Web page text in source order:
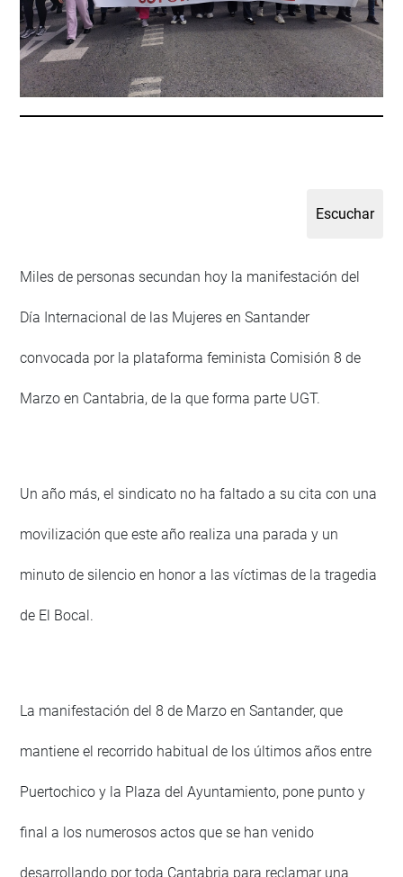
Miles de personas secundan hoy la manifestación del
Día Internacional de las Mujeres en Santander
convocada por la plataforma feminista Comisión 8 de
Marzo en Cantabria, de la que forma parte UGT.
Un año más, el sindicato no ha faltado a su cita con una
movilización que este año realiza una parada y un
minuto de silencio en honor a las víctimas de la tragedia
de El Bocal.
La manifestación del 8 de Marzo en Santander, que
mantiene el recorrido habitual de los últimos años entre
Puertochico y la Plaza del Ayuntamiento, pone punto y
final a los numerosos actos que se han venido
desarrollando por toda Cantabria para reclamar una